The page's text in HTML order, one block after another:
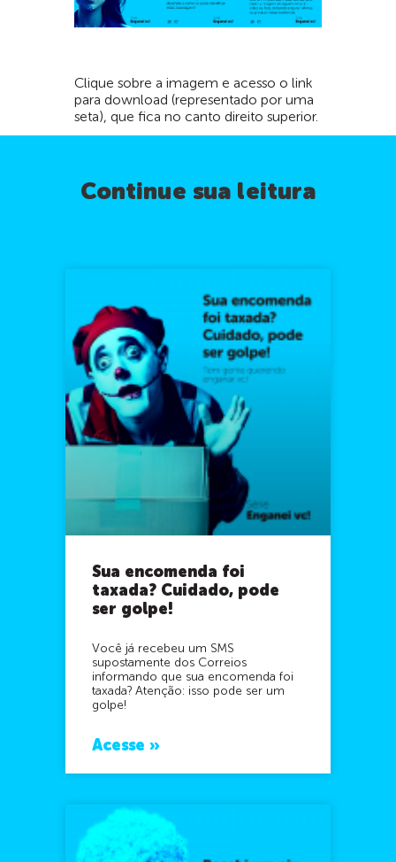
Clique sobre a imagem e acesso o link
para download (representado por uma
seta), que fica no canto direito superior.
Continue sua leitura
Sua encomenda foi
taxada? Cuidado, pode
ser golpe!
Você já recebeu um SMS
supostamente dos Correios
informando que sua encomenda foi
taxada? Atenção: isso pode ser um
golpe!
Acesse »